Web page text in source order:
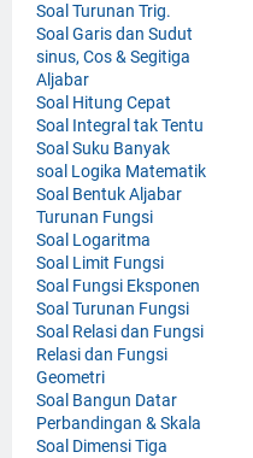
Soal Turunan Trig.
Soal Garis dan Sudut
sinus, Cos & Segitiga
Aljabar
Soal Hitung Cepat
Soal Integral tak Tentu
Soal Suku Banyak
soal Logika Matematik
Soal Bentuk Aljabar
Turunan Fungsi
Soal Logaritma
Soal Limit Fungsi
Soal Fungsi Eksponen
Soal Turunan Fungsi
Soal Relasi dan Fungsi
Relasi dan Fungsi
Geometri
Soal Bangun Datar
Perbandingan & Skala
Soal Dimensi Tiga